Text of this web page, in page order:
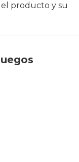
producto y su